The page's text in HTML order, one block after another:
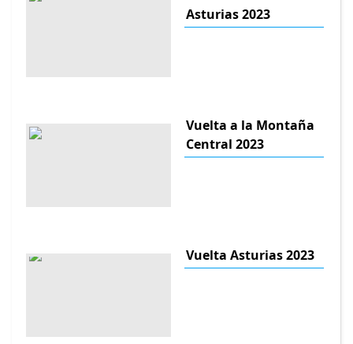
Asturias 2023
Vuelta a la Montaña
Central 2023
Vuelta Asturias 2023